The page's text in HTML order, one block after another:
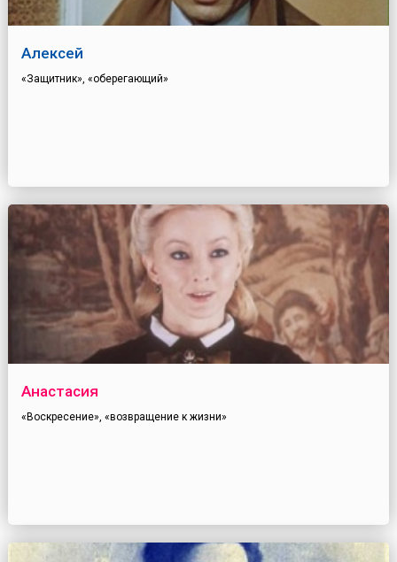
Алексей
«Защитник», «оберегающий»
Анастасия
«Воскресение», «возвращение к жизни»